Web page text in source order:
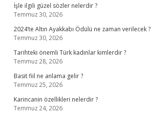
İşle ilgili güzel sözler nelerdir ?
Temmuz 30, 2026
2024’te Altın Ayakkabı Ödülü ne zaman verilecek ?
Temmuz 30, 2026
Tarihteki önemli Türk kadınlar kimlerdir ?
Temmuz 28, 2026
Basit fiil ne anlama gelir ?
Temmuz 25, 2026
Karincanin özellikleri nelerdir ?
Temmuz 24, 2026